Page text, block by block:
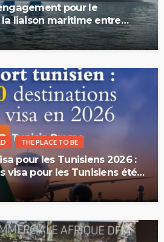
pour le
liaison maritime entre
THE PLACE TO BE
pour les Tunisiens 2026 :
visa pour les Tunisiens été